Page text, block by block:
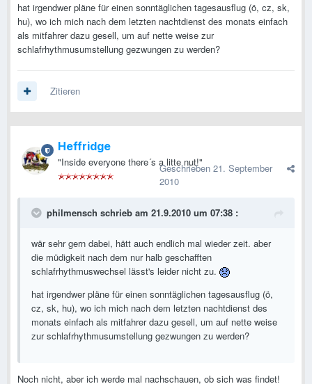
hat irgendwer pläne für einen sonntäglichen tagesausflug (ö, cz, sk,
hu), wo ich mich nach dem letzten nachtdienst des monats einfach
als mitfahrer dazu gesell, um auf nette weise zur
schlafrhythmusumstellung gezwungen zu werden?
Zitieren
Heffridge
"Inside everyone there´s a litte nut!"
Geschrieben 21. September
2010
philmensch schrieb am 21.9.2010 um 07:38 :
wär sehr gern dabei, hätt auch endlich mal wieder zeit. aber
die müdigkeit nach dem nur halb geschafften
schlafrhythmuswechsel lässt's leider nicht zu.
hat irgendwer pläne für einen sonntäglichen tagesausflug (ö,
cz, sk, hu), wo ich mich nach dem letzten nachtdienst des
monats einfach als mitfahrer dazu gesell, um auf nette weise
zur schlafrhythmusumstellung gezwungen zu werden?
Noch nicht, aber ich werde mal nachschauen, ob sich was findet!